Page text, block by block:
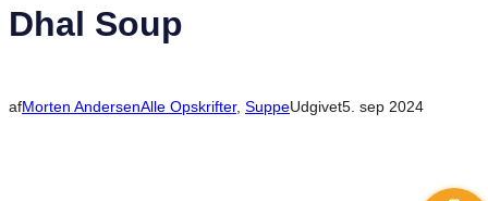
Dhal Soup
afMorten AndersenAlle Opskrifter, SuppeUdgivet5. sep 2024